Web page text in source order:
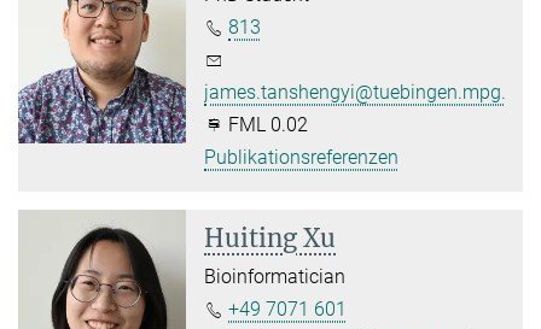
813
james.tanshengyi@tuebingen.mpg.de
FML 0.02
Publikationsreferenzen
Huiting Xu
Bioinformatician
+49 7071 601